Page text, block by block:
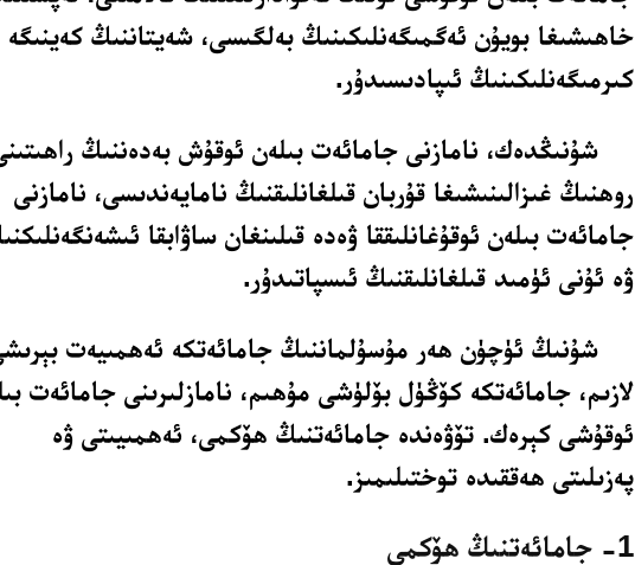
خاھىشىغا بويۇن ئەگمىگەنلىكىنىڭ بەلگىسى، شەيتاننىڭ كەينىگە
كىرمىگەنلىكىنىڭ ئىپادىسىدۇر.
شۇنىڭدەك، نامازنى جامائەت بىلەن ئوقۇش بەدەننىڭ
روھنىڭ غىزالىنىشىغا قۇربان قىلغانلىقنىڭ نامايەندىسى، نامازنى
جامائەت بىلەن ئوقۇغانلىققا ۋەدە قىلىنغان ساۋابقا
ۋە ئۇنى ئۈمىد قىلغانلىقنىڭ ئىسپاتىدۇر.
شۇنىڭ ئۈچۈن ھەر مۇسۇلماننىڭ جامائەتكە ئەھمىيەت
لازىم، جامائەتكە كۆڭۈل بۆلۈشى مۇھىم، نامازلىرىنى جامائەت
ئوقۇشى كېرەك. تۆۋەندە جامائەتنىڭ ھۆكمى، ئەھمىيىتى ۋە
پەزىلىتى ھەققىدە توختىلىمىز.
1- جامائەتنىڭ ھۆكمى